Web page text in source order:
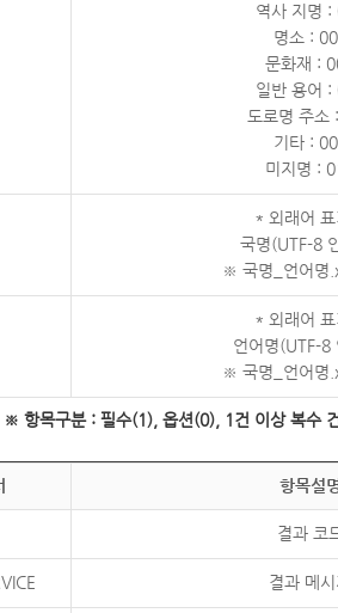
역사 지명 :
명소 :
문화재 :
일반 용어 :
도로명 주소
기타 :
미지명 :
* 외래어 표
국명(UTF-8
※ 국명_언어명
* 외래어 표
언어명(UTF-8
※ 국명_언어명
※ 항목구분 : 필수(1), 옵션(0), 1건 이상 복수
항목설
결과 코
결과 메시